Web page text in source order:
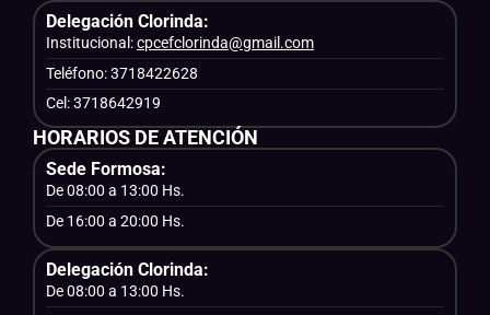
Delegación Clorinda:
Institucional:cpcefclorinda@gmail.com
Teléfono: 3718422628
Cel: 3718642919
HORARIOS DE ATENCIÓN
Sede Formosa:
De 08:00 a 13:00 Hs.
De 16:00 a 20:00 Hs.
Delegación Clorinda:
De 08:00 a 13:00 Hs.